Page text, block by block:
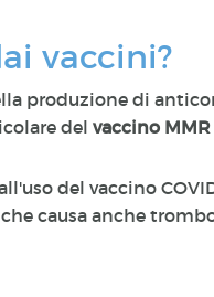
vaccini?
produzione di
del vaccino
del vaccino
che causa anche